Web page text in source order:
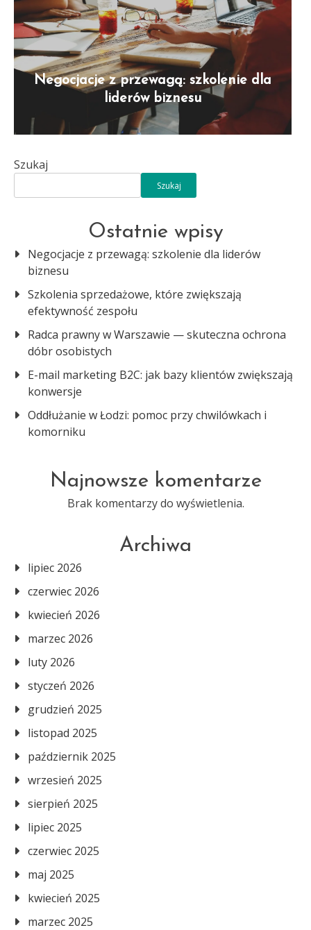
Negocjacje z przewagą: szkolenie dla
liderów biznesu
Szukaj
Szukaj
Ostatnie wpisy
Negocjacje z przewagą: szkolenie dla liderów
biznesu
Szkolenia sprzedażowe, które zwiększają
efektywność zespołu
Radca prawny w Warszawie — skuteczna ochrona
dóbr osobistych
E-mail marketing B2C: jak bazy klientów zwiększają
konwersje
Oddłużanie w Łodzi: pomoc przy chwilówkach i
komorniku
Najnowsze komentarze
Brak komentarzy do wyświetlenia.
Archiwa
lipiec 2026
czerwiec 2026
kwiecień 2026
marzec 2026
luty 2026
styczeń 2026
grudzień 2025
listopad 2025
październik 2025
wrzesień 2025
sierpień 2025
lipiec 2025
czerwiec 2025
maj 2025
kwiecień 2025
marzec 2025